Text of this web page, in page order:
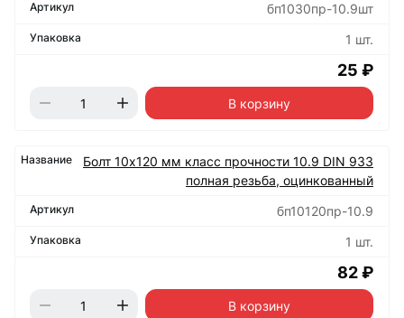
бп1030пр-10.9шт
1 шт.
25 ₽
В корзину
Болт 10х120 мм класс прочности 10.9 DIN 933
полная резьба, оцинкованный
бп10120пр-10.9
1 шт.
82 ₽
В корзину